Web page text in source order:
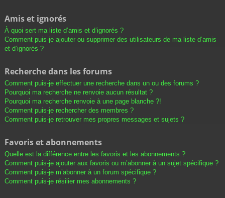
Amis et ignorés
À quoi sert ma liste d’amis et d’ignorés ?
Comment puis-je ajouter ou supprimer des utilisateurs de ma liste d’amis
et d’ignorés ?
Recherche dans les forums
Comment puis-je effectuer une recherche dans un ou des forums ?
Pourquoi ma recherche ne renvoie aucun résultat ?
Pourquoi ma recherche renvoie à une page blanche ?!
Comment puis-je rechercher des membres ?
Comment puis-je retrouver mes propres messages et sujets ?
Favoris et abonnements
Quelle est la différence entre les favoris et les abonnements ?
Comment puis-je ajouter aux favoris ou m’abonner à un sujet spécifique ?
Comment puis-je m’abonner à un forum spécifique ?
Comment puis-je résilier mes abonnements ?